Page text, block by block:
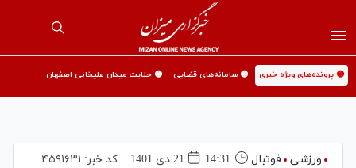
🟡 پرونده‌های ویژه خبری 🟡 سامانه‌های قضایی 🟡 جنایت میدان علیخانی اصفهان
ورزشی فوتبال 14:31 21 دی 1401 کد خبر: ۴۵۹۱۶۳۱